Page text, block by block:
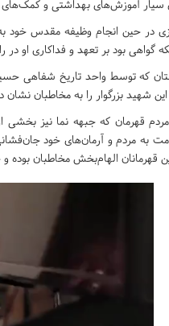
سیار آموزش‌های بهداشتی و
در حین انجام وظیفه مقدس
گواهی بود بر تعهد و فداکاری او
که توسط واحد تاریخ شفاهی
شهید بزرگوار را به مخاطبان
قهرمان که جبهه نما نیز
به مردم و آرمان‌های خود
قهرمانان الهام‌بخش مخاطبان